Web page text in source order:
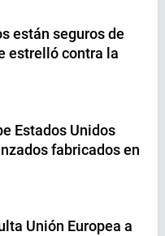
están seguros de
estrelló contra la
Estados Unidos
fabricados en
Unión Europea a